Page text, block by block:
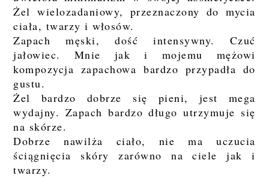
Żel wielozadaniowy, przeznaczony do mycia
ciała, twarzy i włosów.
Zapach męski, dość intensywny. Czuć
jałowiec. Mnie jak i mojemu mężowi
kompozycja zapachowa bardzo przypadła do
gustu.
Żel bardzo dobrze się pieni, jest mega
wydajny. Zapach bardzo długo utrzymuje się
na skórze.
Dobrze nawilża ciało, nie ma uczucia
ściągnięcia skóry zarówno na ciele jak i
twarzy.